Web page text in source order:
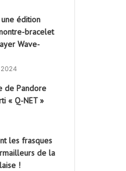
édition
bracelet
Wave-
2024
de Pandore
« Q-NET »
les frasques
de la
!